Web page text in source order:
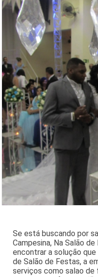
Se está buscando por
Campesina, Na Salão
encontrar a solução
de Salão de Festas, a
serviços como salao